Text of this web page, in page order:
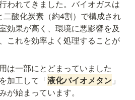
われてきました。バイオガスは
酸化炭素（約4割）で構成され
効果が高く、環境に悪影響を及
これを効率よく処理することが
は一部にとどまっていました
加工して「液化バイオメタン 」
が始まっています。